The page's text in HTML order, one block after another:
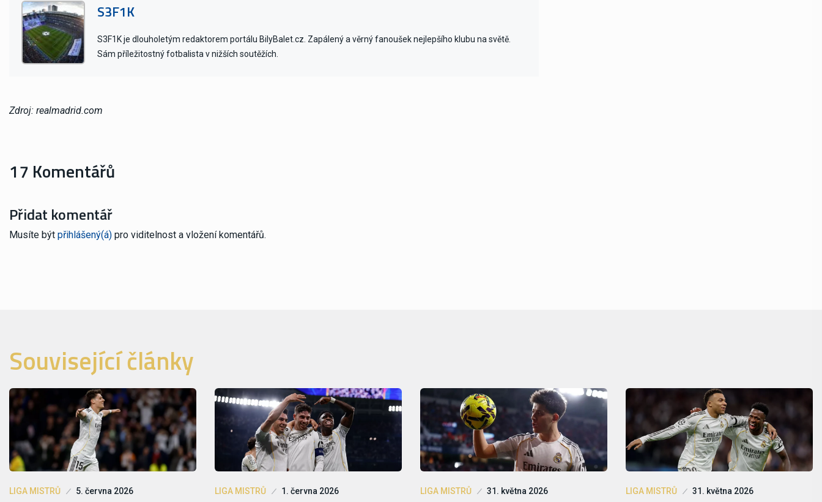
S3F1K
S3F1K je dlouholetým redaktorem portálu BilyBalet.cz. Zapálený a věrný fanoušek nejlepšího klubu na světě.
Sám příležitostný fotbalista v nižších soutěžích.
Zdroj: realmadrid.com
17 Komentářů
Přidat komentář
Musíte být přihlášený(á) pro viditelnost a vložení komentářů.
Související články
LIGA MISTRŮ 5. června 2026 LIGA MISTRŮ 1. června 2026 LIGA MISTRŮ 31. května 2026 LIGA MISTRŮ 31. května 2026